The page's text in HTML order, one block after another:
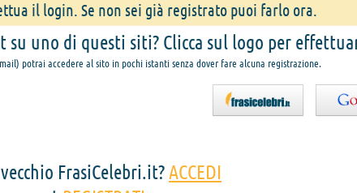
il login. Se non sei già registrato puoi farlo ora.
su uno di questi siti? Clicca sul logo per
potrai accedere al sito in pochi istanti senza dover fare alcuna registrazione.
FrasiCelebri.it?ACCEDI